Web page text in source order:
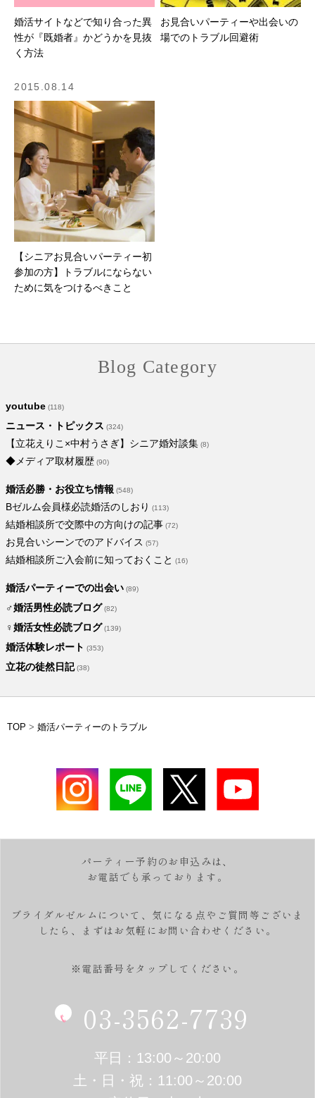
婚活サイトなどで知り合った異
性が『既婚者』かどうかを見抜
く方法
お見合いパーティーや出会いの
場でのトラブル回避術
2015.08.14
【シニアお見合いパーティー初
参加の方】トラブルにならない
ために気をつけるべきこと
Blog Category
youtube (118)
ニュース・トピックス (324)
【立花えりこ×中村うさぎ】シニア婚対談集 (8)
◆メディア取材履歴 (90)
婚活必勝・お役立ち情報 (548)
Bゼルム会員様必読婚活のしおり (113)
結婚相談所で交際中の方向けの記事 (72)
お見合いシーンでのアドバイス (57)
結婚相談所ご入会前に知っておくこと (16)
婚活パーティーでの出会い (89)
♂婚活男性必読ブログ (82)
♀婚活女性必読ブログ (139)
婚活体験レポート (353)
立花の徒然日記(38)
TOP > 婚活パーティーのトラブル
パーティー予約のお申込みは、
お電話でも承っております。
ブライダルゼルムについて、気になる点やご質問等ございま
したら、
まずはお気軽にお問い合わせください。
※電話番号をタップしてください。
03-3562-7739
平日：13:00～20:00
土・日・祝：11:00～20:00